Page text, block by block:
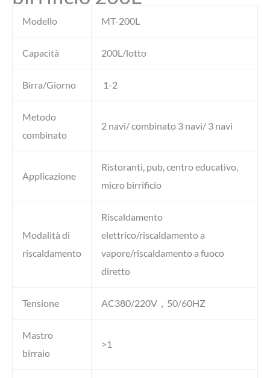
Modello MT-200L
Capacità 200L/lotto
Birra/Giorno 1-2
Metodo
combinato
2 navi/ combinato 3 navi/ 3 navi
Applicazione
Ristoranti, pub, centro educativo,
micro birrificio
Modalità di
riscaldamento
Riscaldamento
elettrico/riscaldamento a
vapore/riscaldamento a fuoco
diretto
Tensione AC380/220V，50/60HZ
Mastro
birraio
>1